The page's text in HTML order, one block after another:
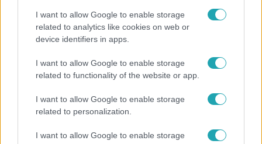
I want to allow Google to enable storage
related to analytics like cookies on web or
device identifiers in apps.
I want to allow Google to enable storage
related to functionality of the website or app.
I want to allow Google to enable storage
related to personalization.
I want to allow Google to enable storage
Életmód
Kitört a lecsó-láz! Íme 3 tuti recept az